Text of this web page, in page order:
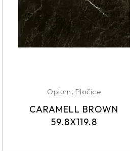
Opium, Pločice
CARAMELL BROWN
59.8X119.8